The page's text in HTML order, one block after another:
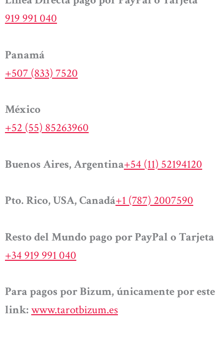
919 991 040
Panamá
+507 (833) 7520
México
+52 (55) 85263960
Buenos Aires, Argentina+54 (11) 52194120
Pto. Rico, USA, Canadá+1 (787) 2007590
Resto del Mundo pago por PayPal o Tarjeta
+34 919 991 040
Para pagos por Bizum, únicamente por este
link: www.tarotbizum.es